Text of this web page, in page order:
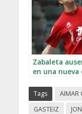
Zabaleta
en una
Tags AIMAR
GASTEIZ